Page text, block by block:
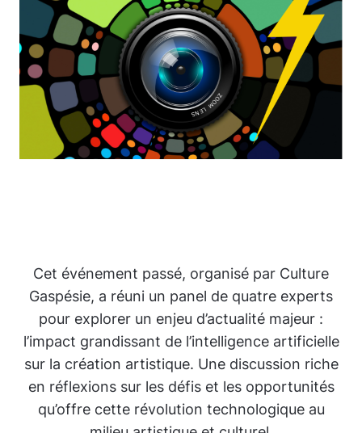
Cet événement passé, organisé par Culture
Gaspésie, a réuni un panel de quatre experts
pour explorer un enjeu d’actualité majeur :
l’impact grandissant de l’intelligence artificielle
sur la création artistique. Une discussion riche
en réflexions sur les défis et les opportunités
qu’offre cette révolution technologique au